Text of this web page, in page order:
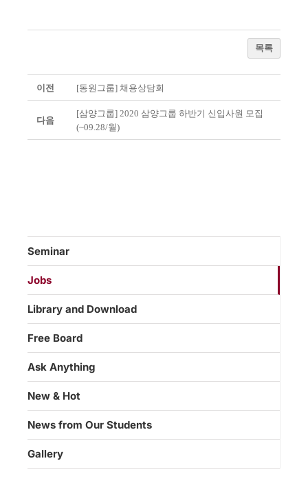
목록
이전 [동원그룹] 채용상담회
다음
[삼양그룹] 2020 삼양그룹 하반기 신입사원 모집
(~09.28/월)
Seminar
Jobs
Library and Download
Free Board
Ask Anything
New & Hot
News from Our Students
Gallery